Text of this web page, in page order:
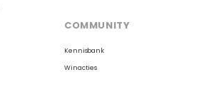
COMMUNITY
Kennisbank
Winacties